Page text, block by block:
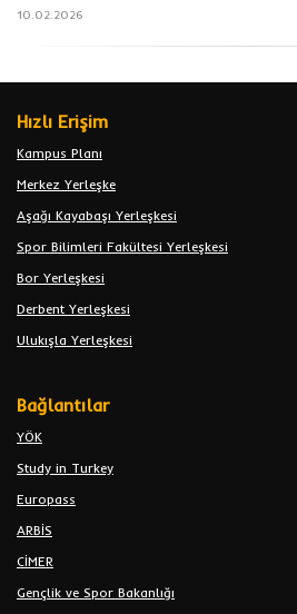
10.02.2026
Hızlı Erişim
Kampus Planı
Merkez Yerleşke
Aşağı Kayabaşı Yerleşkesi
Spor Bilimleri Fakültesi Yerleşkesi
Bor Yerleşkesi
Derbent Yerleşkesi
Ulukışla Yerleşkesi
Bağlantılar
YÖK
Study in Turkey
Europass
ARBİS
CİMER
Gençlik ve Spor Bakanlığı